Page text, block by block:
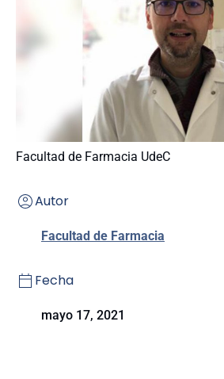
Facultad de Farmacia UdeC
Autor
Facultad de Farmacia
Fecha
mayo 17, 2021